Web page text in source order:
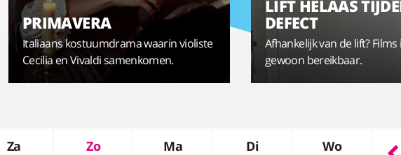
PRIMAVERA
Italiaans kostuumdrama waarin violiste
Cecilia en Vivaldi samenkomen.
LIFT HELAAS
DEFECT
Afhankelijk van de lift? Films
gewoon bereikbaar.
Za Zo Ma Di Wo